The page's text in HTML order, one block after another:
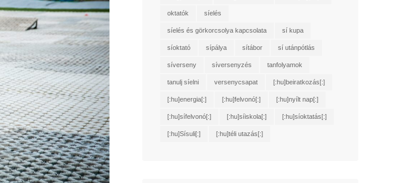
oktatók síelés
síelés és görkorcsolya kapcsolata sí kupa
síoktató sípálya sítábor sí utánpótlás
síverseny síversenyzés tanfolyamok
tanulj síelni versenycsapat [:hu]beiratkozás[:]
[:hu]energia[:] [:hu]felvonó[:] [:hu]nyílt nap[:]
[:hu]sífelvonó[:] [:hu]síiskola[:] [:hu]síoktatás[:]
[:hu]Sísuli[:] [:hu]téli utazás[:]